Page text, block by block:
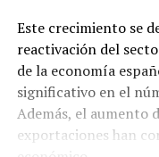
Este crecimiento se
reactivación del
de la economía
significativo en el
Además, el aumento
exportaciones han